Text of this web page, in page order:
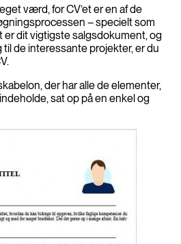
værd, for CV’et er en af de
– specielt som
er dit vigtigste salgsdokument, og
de interessante projekter, er du
der har alle de elementer,
sat op på en enkel og